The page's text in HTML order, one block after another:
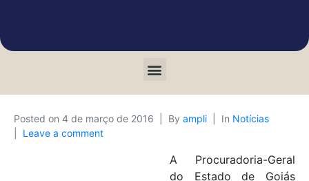
Posted on 4 de março de 2016 By ampli In Notícias
Leave a comment
A Procuradoria-Geral
do Estado de Goiás